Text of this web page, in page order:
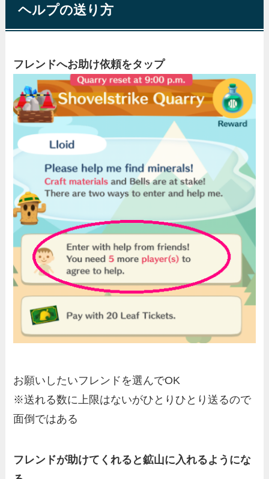
ヘルプの送り方
フレンドへお助け依頼をタップ
お願いしたいフレンドを選んでOK
※送れる数に上限はないがひとりひとり送るので
面倒ではある
フレンドが助けてくれると鉱山に入れるようにな